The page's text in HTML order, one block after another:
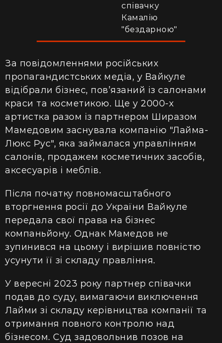
співачку
Камалію
"бездарною"
За повідомленнями російських
пропагандистських медіа, у Вайкуле
відібрали бізнес, пов’язаний із салонами
краси та косметикою. Ще у 2000-х
артистка разом із партнером Ширазом
Мамедовим заснувала компанію "Лайма-
Люкс Рус", яка займалася управлінням
салонів, продажем косметичних засобів,
аксесуарів і меблів.
Після початку повномасштабного
вторгнення росії до України Вайкуле
передала свої права на бізнес
компаньйону. Однак Мамедов не
зупинився на цьому і вирішив повністю
усунути її зі складу правління.
У вересні 2023 року партнер співачки
подав до суду, вимагаючи виключення
Лайми зі складу керівництва компанії та
отримання повного контролю над
бізнесом. Суд задовольнив позов на